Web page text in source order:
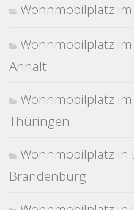
Wohnmobilplatz
Wohnmobilplatz
Anhalt
Wohnmobilplatz
Thüringen
Wohnmobilplatz in
Brandenburg